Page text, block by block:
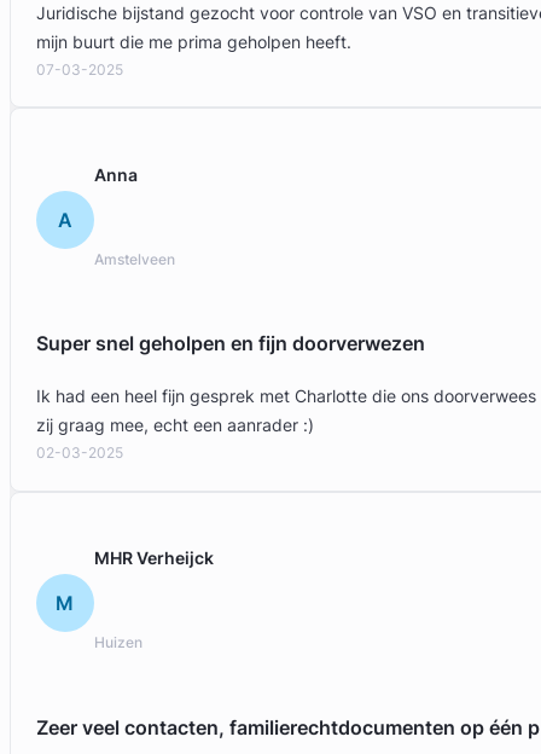
Juridische bijstand gezocht voor controle van VSO en
mijn buurt die me prima geholpen heeft.
07-03-2025
A
Anna
Amstelveen
Super snel geholpen en fijn doorverwezen
Ik had een heel fijn gesprek met Charlotte die ons
zij graag mee, echt een aanrader :)
02-03-2025
M
MHR Verheijck
Huizen
Zeer veel contacten, familierechtdocumenten op één